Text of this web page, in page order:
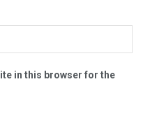
in this browser for the